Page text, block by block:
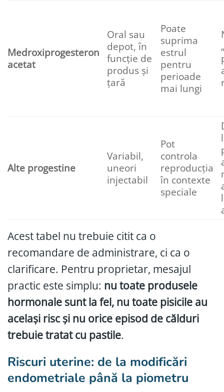
Medroxiprogesteron
acetat
Oral sau
depot, în
funcție de
produs și
țară
Poate
suprima
estrul
pentru
perioade
mai lungi
Alte progestine
Variabil,
uneori
injectabil
Pot
controla
reproducția
în contexte
speciale
Acest tabel nu trebuie citit ca o
recomandare de administrare, ci ca o
clarificare. Pentru proprietar, mesajul
practic este simplu: nu toate produsele
hormonale sunt la fel, nu toate pisicile au
același risc și nu orice episod de călduri
trebuie tratat cu pastile.
Riscuri uterine: de la modificări
endometriale până la piometru